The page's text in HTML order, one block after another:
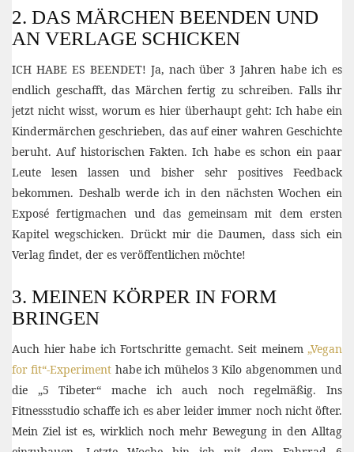
2. DAS MÄRCHEN BEENDEN UND
AN VERLAGE SCHICKEN
ICH HABE ES BEENDET! Ja, nach über 3 Jahren habe ich es
endlich geschafft, das Märchen fertig zu schreiben. Falls ihr
jetzt nicht wisst, worum es hier überhaupt geht: Ich habe ein
Kindermärchen geschrieben, das auf einer wahren Geschichte
beruht. Auf historischen Fakten. Ich habe es schon ein paar
Leute lesen lassen und bisher sehr positives Feedback
bekommen. Deshalb werde ich in den nächsten Wochen ein
Exposé fertigmachen und das gemeinsam mit dem ersten
Kapitel wegschicken. Drückt mir die Daumen, dass sich ein
Verlag findet, der es veröffentlichen möchte!
3. MEINEN KÖRPER IN FORM
BRINGEN
Auch hier habe ich Fortschritte gemacht. Seit meinem „Vegan
for fit“-Experiment habe ich mühelos 3 Kilo abgenommen und
die „5 Tibeter“ mache ich auch noch regelmäßig. Ins
Fitnessstudio schaffe ich es aber leider immer noch nicht öfter.
Mein Ziel ist es, wirklich noch mehr Bewegung in den Alltag